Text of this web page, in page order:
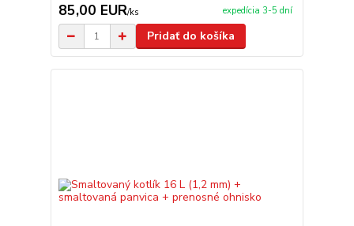
85,00 EUR/ks expedícia 3-5 dní
Pridať do košíka